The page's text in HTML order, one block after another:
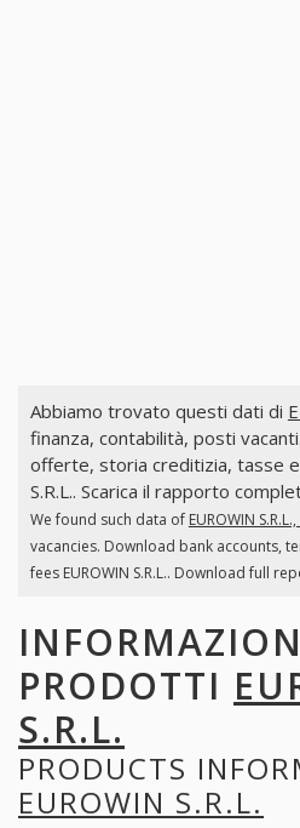
Abbiamo trovato questi dati di
finanza, contabilità, posti
offerte, storia creditizia, tasse
S.R.L.. Scarica il rapporto
We found such data of EUROWIN
vacancies. Download bank accounts,
fees EUROWIN S.R.L.. Download full
PRODOTTI
S.R.L.
PRODUCTS
EUROWIN S.R.L.